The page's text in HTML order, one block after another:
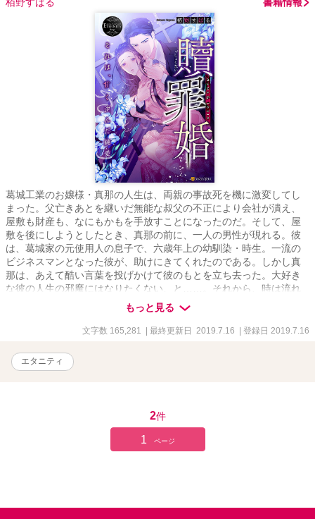
葛城工業のお嬢様・真那の人生は、両親の事故死を機に激変してし
まった。父亡きあとを継いだ無能な叔父の不正により会社が潰え、
屋敷も財産も、なにもかもを手放すことになったのだ。そして、屋
敷を後にしようとしたとき、真那の前に、一人の男性が現れる。彼
は、葛城家の元使用人の息子で、六歳年上の幼馴染・時生。一流の
ビジネスマンとなった彼が、助けにきてくれたのである。しかし真
那は、あえて酷い言葉を投げかけて彼のもとを立ち去った。大好き
な彼の人生の邪魔にはなりたくない、と……。それから、時は流れ
て三年後。冷たい表情を湛えた時生がふたたびやってきて、今度は
非情な契約結婚を切り出して――？
もっと見る
文字数 165,281 | 最終更新日 2019.7.16 | 登録日 2019.7.16
エタニティ
2件
1 ページ